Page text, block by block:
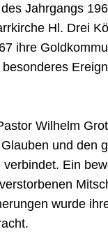
Jahrgangs
Hl. Drei
ihre
Wilhelm
und den
Ein
wurde